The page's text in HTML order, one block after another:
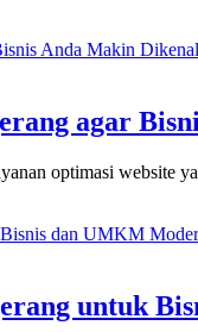
agar
optimasi website
untuk